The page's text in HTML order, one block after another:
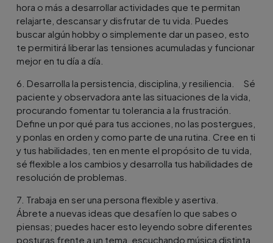
hora o más a desarrollar actividades que te permitan
relajarte, descansar y disfrutar de tu vida. Puedes
buscar algún hobby o simplemente dar un paseo, esto
te permitirá liberar las tensiones acumuladas y funcionar
mejor en tu día a día.
6. Desarrolla la persistencia, disciplina, y resiliencia. Sé
paciente y observadora ante las situaciones de la vida,
procurando fomentar tu tolerancia a la frustración.
Define un por qué para tus acciones, no las postergues,
y ponlas en orden y como parte de una rutina. Cree en ti
y tus habilidades, ten en mente el propósito de tu vida,
sé flexible a los cambios y desarrolla tus habilidades de
resolución de problemas.
7. Trabaja en ser una persona flexible y asertiva.
Ábrete a nuevas ideas que desafíen lo que sabes o
piensas; puedes hacer esto leyendo sobre diferentes
posturas frente a un tema, escuchando música distinta